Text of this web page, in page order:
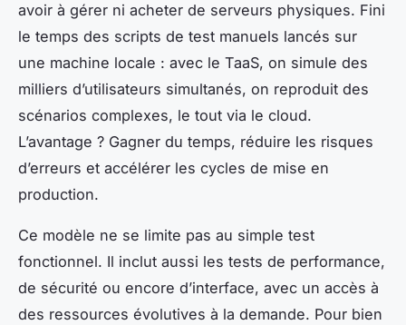
avoir à gérer ni acheter de serveurs physiques. Fini
le temps des scripts de test manuels lancés sur
une machine locale : avec le TaaS, on simule des
milliers d’utilisateurs simultanés, on reproduit des
scénarios complexes, le tout via le cloud.
L’avantage ? Gagner du temps, réduire les risques
d’erreurs et accélérer les cycles de mise en
production.
Ce modèle ne se limite pas au simple test
fonctionnel. Il inclut aussi les tests de performance,
de sécurité ou encore d’interface, avec un accès à
des ressources évolutives à la demande. Pour bien